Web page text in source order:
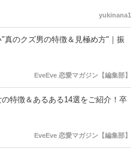
yukinana1
真のクズ男の特徴＆見極め方"｜振
EveEve 恋愛マガジン【編集部】
特徴＆あるある14選をご紹介！卒
EveEve 恋愛マガジン【編集部】